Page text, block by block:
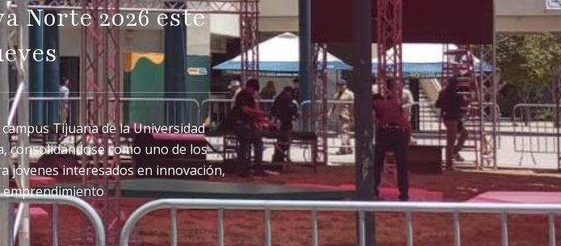
Norte 2026 este
Tijuana de la Universidad
consolidándose como uno de los
jóvenes interesados en innovación,